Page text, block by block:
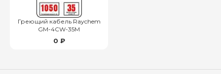
Греющий кабель Raychem
GM-4CW-35M
0 ₽